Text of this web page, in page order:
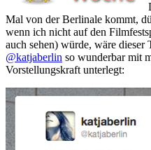
Mal von der Berlinale kommt,
wenn ich nicht auf den
auch sehen) würde, wäre dieser
@katjaberlin so wunderbar mit
Vorstellungskraft unterlegt: